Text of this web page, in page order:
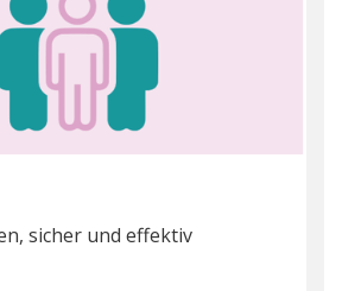
sicher und effektiv